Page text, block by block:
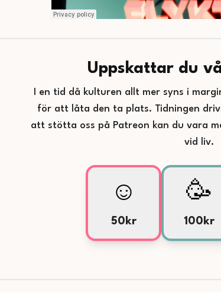
Uppskattar du
I en tid då kulturen allt mer syns i
för att låta den ta plats. Tidningen
att stötta oss på Patreon kan du vara
vid liv.
☺️
50kr
🥳
100kr